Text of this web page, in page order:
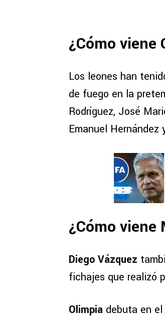
¿Cómo viene
Los leones han
de fuego en la
Rodríguez, José
Emanuel Hernández
¿Cómo viene
Diego Vázquez
fichajes que realizó
Olimpia debuta en